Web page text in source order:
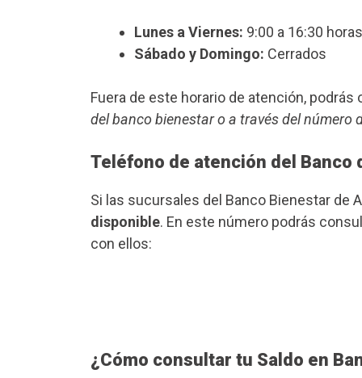
Lunes a Viernes: 9:00 a 16:30
Sábado y Domingo: Cerrados
Fuera de este horario de atención,
del banco bienestar o a través del número
Teléfono de atención del Banco
Si las sucursales del Banco Bienestar de
disponible. En este número podrás
con ellos:
¿Cómo consultar tu Saldo en